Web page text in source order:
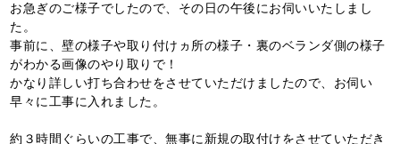
お急ぎのご様子でしたので、その日の午後にお伺いいたしまし
た。
事前に、壁の様子や取り付けヵ所の様子・裏のベランダ側の様子
がわかる画像のやり取りで！
かなり詳しい打ち合わせをさせていただけましたので、お伺い
早々に工事に入れました。
約３時間ぐらいの工事で、無事に新規の取付けをさせていただき